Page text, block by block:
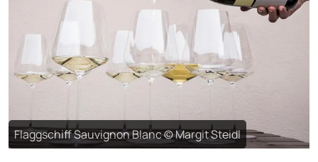
Flaggschiff Sauvignon Blanc © Margit Steidl